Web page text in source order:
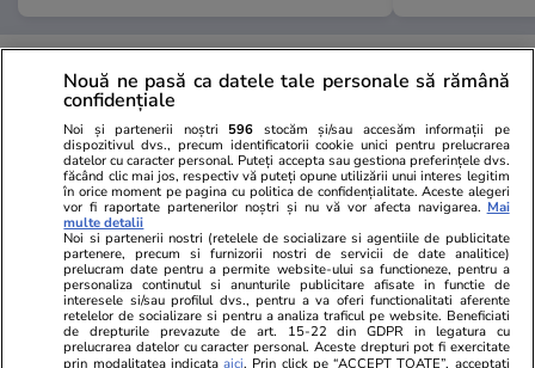
MONDEN
Stiri Mondene 18:03
Cum arată o vizită la piață
pentru Fuego: „Acolo sunt
doamnele mele. Mă servesc cu
ce au mai bun”
Nouă ne pasă ca datele tale personale să rămână
confidențiale
Noi și partenerii noștri 596 stocăm și/sau accesăm informații pe
dispozitivul dvs., precum identificatorii cookie unici pentru prelucrarea
datelor cu caracter personal. Puteți accepta sau gestiona preferințele dvs.
făcând clic mai jos, respectiv vă puteți opune utilizării unui interes legitim
în orice moment pe pagina cu politica de confidențialitate. Aceste alegeri
vor fi raportate partenerilor noștri și nu vă vor afecta navigarea. Mai
multe detalii
Noi si partenerii nostri (retelele de socializare si agentiile de publicitate
partenere, precum si furnizorii nostri de servicii de date analitice)
prelucram date pentru a permite website-ului sa functioneze, pentru a
personaliza continutul si anunturile publicitare afisate in functie de
interesele si/sau profilul dvs., pentru a va oferi functionalitati aferente
retelelor de socializare si pentru a analiza traficul pe website. Beneficiati
de drepturile prevazute de art. 15-22 din GDPR in legatura cu
prelucrarea datelor cu caracter personal. Aceste drepturi pot fi exercitate
prin modalitatea indicataaici. Prin click pe “ACCEPT TOATE”, acceptati